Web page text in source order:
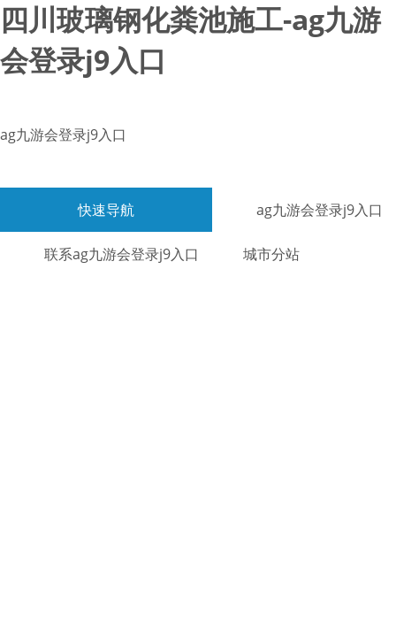
四川玻璃钢化粪池施工-ag九游
会登录j9入口
ag九游会登录j9入口
快速导航 ag九游会登录j9入口
联系ag九游会登录j9入口 城市分站